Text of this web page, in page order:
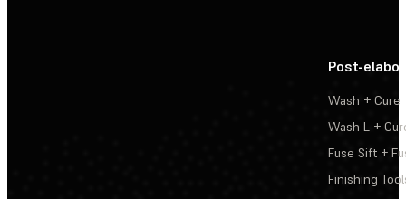
Post-
Wash + Cure
Wash L +
Fuse Sift +
Finishing